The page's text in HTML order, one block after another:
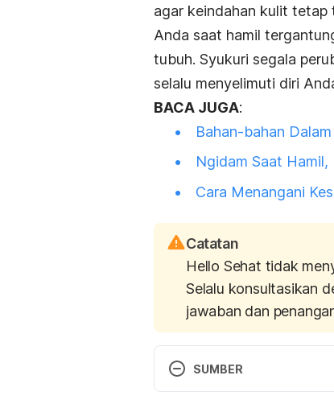
agar keindahan kulit tetap
Anda saat hamil
tubuh. Syukuri segala
selalu menyelimuti diri
BACA JUGA:
Bahan-bahan
Ngidam Saat Hamil,
Cara Menangani
Catatan
Hello Sehat tidak
Selalu konsultasikan
jawaban dan
SUMBER